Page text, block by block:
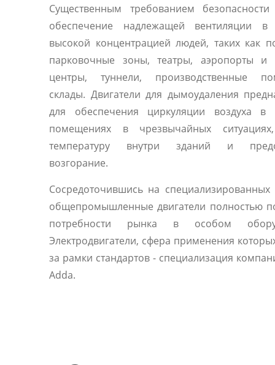
Существенным требованием безопасности
обеспечение надлежащей вентиляции
высокой концентрацией людей, таких как
парковочные зоны, театры, аэропорты и
центры, туннели, производственные
склады. Двигатели для дымоудаления
для обеспечения циркуляции воздуха в
помещениях в чрезвычайных
температуру внутри зданий и
возгорание.
Сосредоточившись на специализированных
общепромышленные двигатели полностью
потребности рынка в особом
Электродвигатели, сфера применения
за рамки стандартов - специализация
Adda.